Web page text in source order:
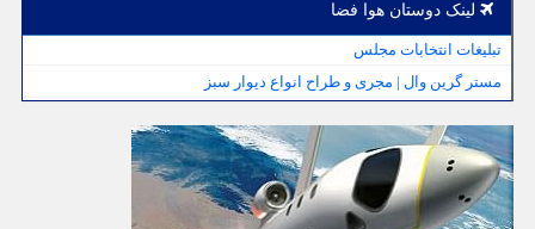
لینک دوستان هوا فضا
تبلیغات انتخابات مجلس
مستر گرین وال | مجری و طراح انواع دیوار سبز